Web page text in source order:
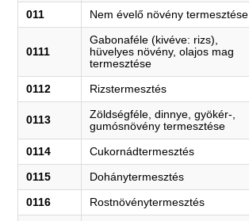
011 Nem évelő növény termesztése
0111
Gabonaféle (kivéve: rizs),
hüvelyes növény, olajos mag
termesztése
0112 Rizstermesztés
0113
Zöldségféle, dinnye, gyökér-,
gumósnövény termesztése
0114 Cukornádtermesztés
0115 Dohánytermesztés
0116 Rostnövénytermesztés